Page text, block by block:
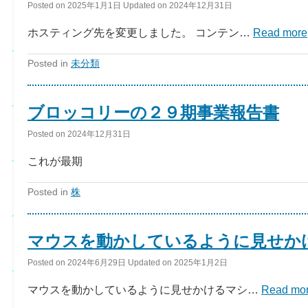
Posted on 2025年1月1日 Updated on 2024年12月31日
ホスティング先を変更しました。 コンテン… Read more
Posted in 未分類
ブロッコリーの２９期事業報告書
Posted on 2024年12月31日
これが最期
Posted in 株
マウスを動かしているように見せ
Posted on 2024年6月29日 Updated on 2025年1月2日
マウスを動かしているように見せかけるマシ… Read